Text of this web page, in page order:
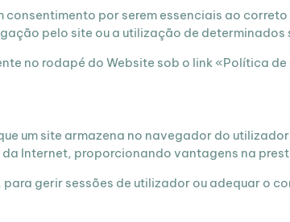
por serem essenciais ao
pelo site ou a utilização de determinados
no rodapé do Website sob o link «Política de
um site armazena no navegador do
Internet, proporcionando vantagens na
gerir sessões de utilizador ou adequar o